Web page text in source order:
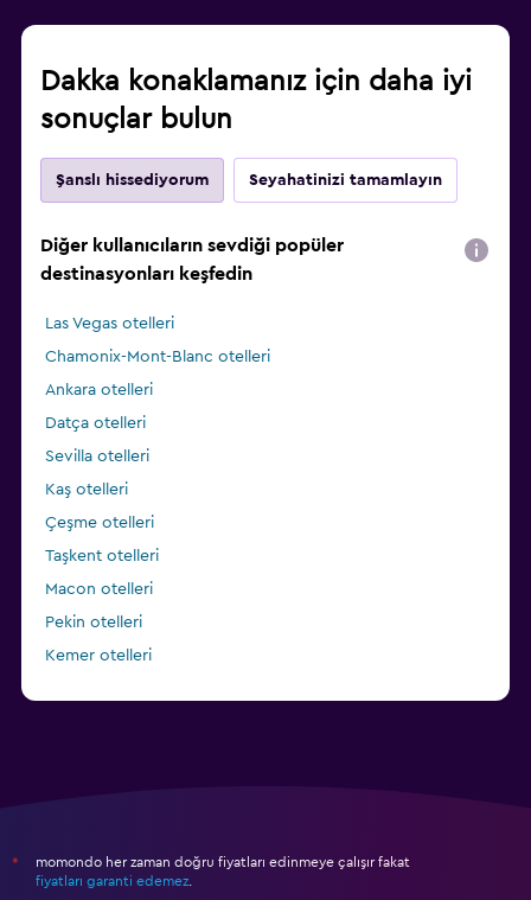
Dakka konaklamanız için daha iyi
sonuçlar bulun
Şanslı hissediyorum Seyahatinizi tamamlayın
Diğer kullanıcıların sevdiği popüler
destinasyonları keşfedin
Las Vegas otelleri
Chamonix-Mont-Blanc otelleri
Ankara otelleri
Datça otelleri
Sevilla otelleri
Kaş otelleri
Çeşme otelleri
Taşkent otelleri
Macon otelleri
Pekin otelleri
Kemer otelleri
*
momondo her zaman doğru fiyatları edinmeye çalışır fakat
fiyatları garanti edemez